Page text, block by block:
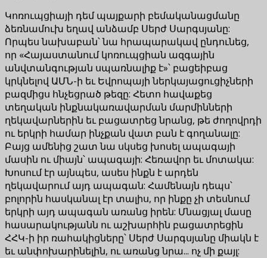
Կոռուպցիայի դեմ պայքարի բեմականացմանը
ձեռնամուխ եղավ անձամբ Սերժ Սարգսյանը:
Որպես նախաբան՝ նա հրապարակավ ընդունեց,
որ «Հայաստանում կոռուպցիան ազգային
անվտանգության սպառնալիք է»՝ բացեիբաց
կրկնելով ԱՄՆ-ի եւ Եվրոպայի ներկայացուցիչների
բազմիցս հնչեցրած թեզը: Հետո հավաքեց
տեղական ինքնակառավարման մարմինների
ղեկավարներին եւ բացատրեց նրանց, թե ժողովրդի
ու երկրի համար ինչքան վատ բան է գողանալը:
Բայց ամենից շատ նա սկսեց խոսել ապագայի
մասին ու միայն՝ ապագայի: Հեռավոր եւ մոտակա:
Խոսում էր այնպես, ասես ինքն է արդեն
ղեկավարում այդ ապագան: Համենայն դեպս՝
բոլորին հասկանալ էր տալիս, որ ինքը չի տեսնում
երկրի այդ ապագան առանց իրեն: Մնացյալ մասը
հասարակությանն ու աշխարհին բացատրեցին
ՀՀԿ-ի իր ռահակիցները՝ Սերժ Սարգսյանը միակն է
եւ անփոխարինելին, ու առանց նրա... ոչ մի քայլ: